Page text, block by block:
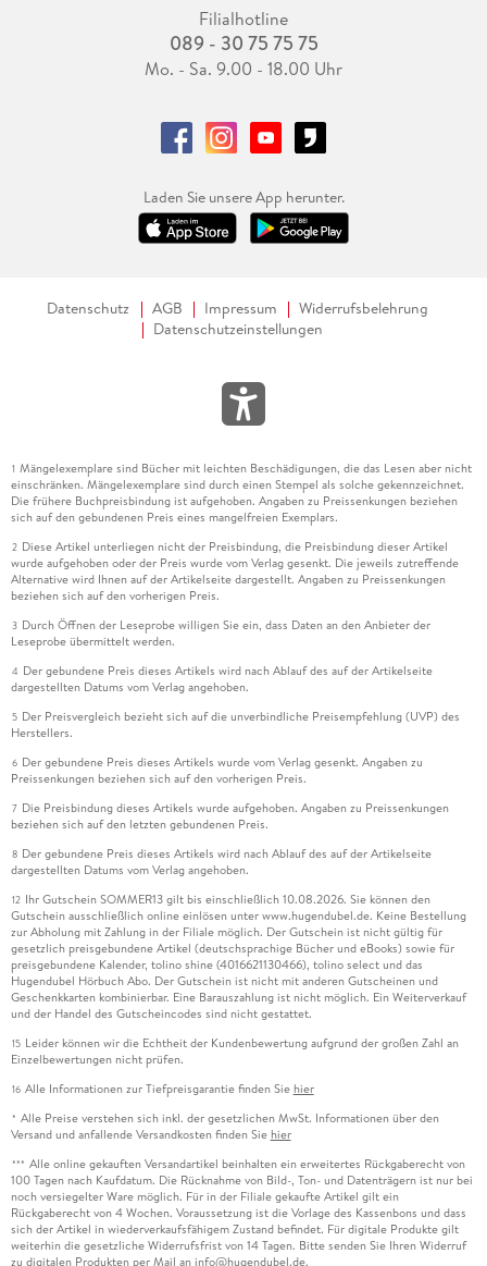
Filialhotline
089 - 30 75 75 75
Mo. - Sa. 9.00 - 18.00 Uhr
Laden Sie unsere App herunter.
Datenschutz AGB Impressum
Widerrufsbelehrung
Datenschutzeinstellungen
1 Mängelexemplare sind Bücher mit leichten Beschädigungen, die das Lesen aber nicht
einschränken. Mängelexemplare sind durch einen Stempel als solche gekennzeichnet.
Die frühere Buchpreisbindung ist aufgehoben. Angaben zu Preissenkungen beziehen
sich auf den gebundenen Preis eines mangelfreien Exemplars.
2 Diese Artikel unterliegen nicht der Preisbindung, die Preisbindung dieser Artikel
wurde aufgehoben oder der Preis wurde vom Verlag gesenkt. Die jeweils zutreffende
Alternative wird Ihnen auf der Artikelseite dargestellt. Angaben zu Preissenkungen
beziehen sich auf den vorherigen Preis.
3 Durch Öffnen der Leseprobe willigen Sie ein, dass Daten an den Anbieter der
Leseprobe übermittelt werden.
4 Der gebundene Preis dieses Artikels wird nach Ablauf des auf der Artikelseite
dargestellten Datums vom Verlag angehoben.
5 Der Preisvergleich bezieht sich auf die unverbindliche Preisempfehlung (UVP) des
Herstellers.
6 Der gebundene Preis dieses Artikels wurde vom Verlag gesenkt. Angaben zu
Preissenkungen beziehen sich auf den vorherigen Preis.
7 Die Preisbindung dieses Artikels wurde aufgehoben. Angaben zu Preissenkungen
beziehen sich auf den letzten gebundenen Preis.
8 Der gebundene Preis dieses Artikels wird nach Ablauf des auf der Artikelseite
dargestellten Datums vom Verlag angehoben.
12 Ihr Gutschein SOMMER13 gilt bis einschließlich 10.08.2026. Sie können den
Gutschein ausschließlich online einlösen unter www.hugendubel.de. Keine Bestellung
zur Abholung mit Zahlung in der Filiale möglich. Der Gutschein ist nicht gültig für
gesetzlich preisgebundene Artikel (deutschsprachige Bücher und eBooks) sowie für
preisgebundene Kalender, tolino shine (4016621130466), tolino select und das
Hugendubel Hörbuch Abo. Der Gutschein ist nicht mit anderen Gutscheinen und
Geschenkkarten kombinierbar. Eine Barauszahlung ist nicht möglich. Ein Weiterverkauf
und der Handel des Gutscheincodes sind nicht gestattet.
15 Leider können wir die Echtheit der Kundenbewertung aufgrund der großen Zahl an
Einzelbewertungen nicht prüfen.
16 Alle Informationen zur Tiefpreisgarantie finden Sie hier
* Alle Preise verstehen sich inkl. der gesetzlichen MwSt. Informationen über den
Versand und anfallende Versandkosten finden Sie hier
*** Alle online gekauften Versandartikel beinhalten ein erweitertes Rückgaberecht von
100 Tagen nach Kaufdatum. Die Rücknahme von Bild-, Ton- und Datenträgern ist nur bei
noch versiegelter Ware möglich. Für in der Filiale gekaufte Artikel gilt ein
Rückgaberecht von 4 Wochen. Voraussetzung ist die Vorlage des Kassenbons und dass
sich der Artikel in wiederverkaufsfähigem Zustand befindet. Für digitale Produkte gilt
weiterhin die gesetzliche Widerrufsfrist von 14 Tagen. Bitte senden Sie Ihren Widerruf
zu digitalen Produkten per Mail an info@hugendubel.de.